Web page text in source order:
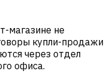
магазине не
купли-продажи
через отдел
офиса.